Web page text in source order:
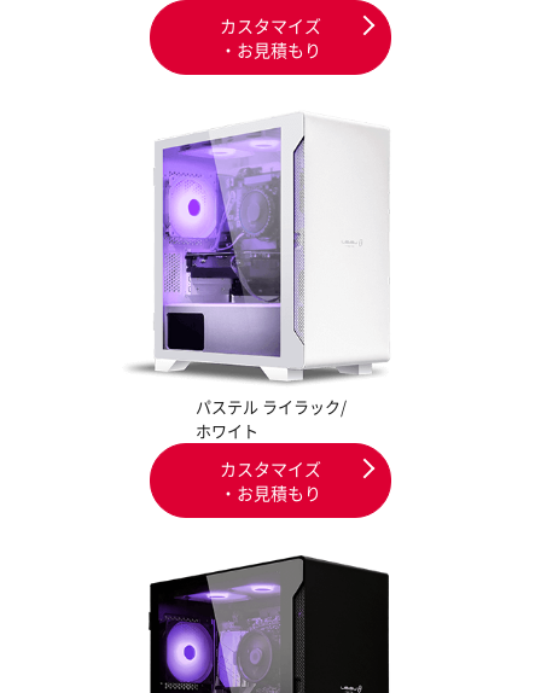
カスタマイズ
・お見積もり
パステル ライラック/
ホワイト
カスタマイズ
・お見積もり